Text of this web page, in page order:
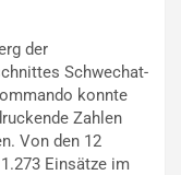
der
Schwechat-
konnte
Zahlen
Von den 12
Einsätze im